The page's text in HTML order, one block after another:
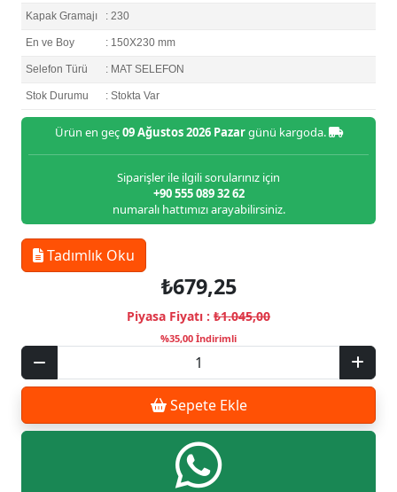
Kapak Gramajı : 230
En ve Boy : 150X230 mm
Selefon Türü : MAT SELEFON
Stok Durumu : Stokta Var
Ürün en geç09 Ağustos 2026 Pazargünü kargoda.
Siparişler ile ilgili sorularınız için
+90 555 089 32 62
numaralı hattımızı arayabilirsiniz.
Tadımlık Oku
₺679,25
Piyasa Fiyatı : ₺1.045,00
%35,00 İndirimli
Sepete Ekle